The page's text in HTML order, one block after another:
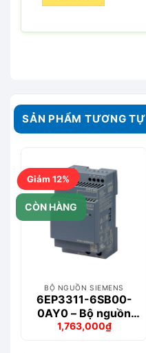
SẢN PHẨM TƯƠNG TỰ
Giảm 12%
CÒN HÀNG
BỘ NGUỒN SIEMENS
6EP3311-6SB00-
0AY0 – Bộ nguồn
LOGO!POWER
Giá
1,763,000₫
Giá